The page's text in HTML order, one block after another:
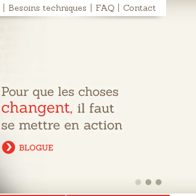
Besoins techniques FAQ Contact